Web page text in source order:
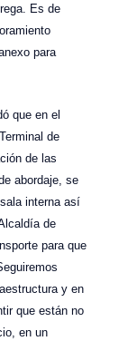
Es de
para
que en el
de
de las
abordaje, se
interna así
de
para que
y en
que están no
en un